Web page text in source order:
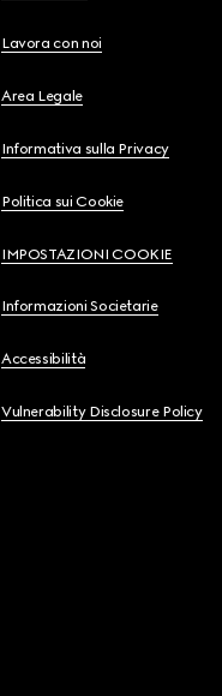
Lavora con noi
Area Legale
Informativa sulla Privacy
Politica sui Cookie
IMPOSTAZIONI COOKIE
Informazioni Societarie
Accessibilità
Vulnerability Disclosure Policy